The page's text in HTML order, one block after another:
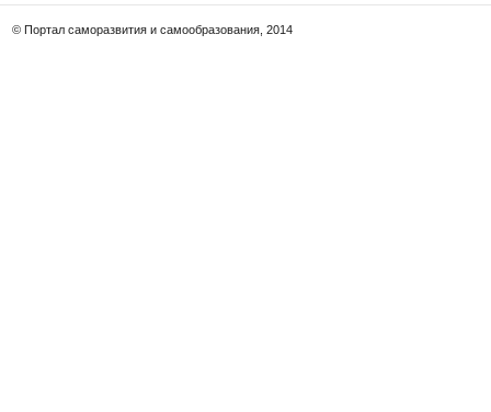
© Портал саморазвития и самообразования, 2014